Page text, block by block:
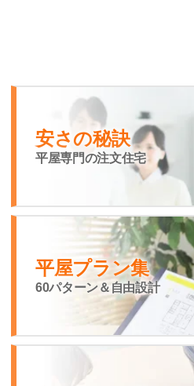
安さの秘訣
平屋専門の注文住宅
平屋プラン集
60パターン＆自由設計